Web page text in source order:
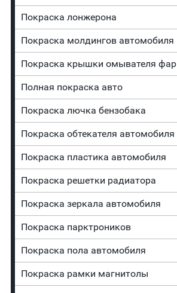
Покраска лонжерона
Покраска молдингов автомобиля
Покраска крышки омывателя фар
Полная покраска авто
Покраска лючка бензобака
Покраска обтекателя автомобиля
Покраска пластика автомобиля
Покраска решетки радиатора
Покраска зеркала автомобиля
Покраска парктроников
Покраска пола автомобиля
Покраска рамки магнитолы